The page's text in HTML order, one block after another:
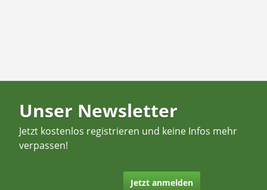
Unser Newsletter
Jetzt kostenlos registrieren und keine Infos mehr
verpassen!
Jetzt anmelden